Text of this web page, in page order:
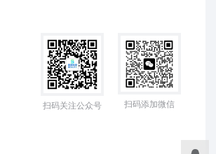
扫码关注公众号 扫码添加微信